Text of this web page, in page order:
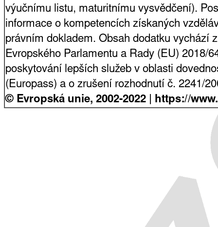
výučnímu listu, maturitnímu vysvědčení).
informace o kompetencích získaných
právním dokladem. Obsah dodatku vychází
Evropského Parlamentu a Rady (EU) 2018/
poskytování lepších služeb v oblasti
(Europass) a o zrušení rozhodnutí č. 2241/
© Evropská unie, 2002-2022 | https://